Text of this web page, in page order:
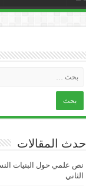
أحدث المقالات
نص علمي حول البنيات
الثاني